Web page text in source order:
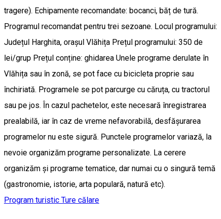
tragere). Echipamente recomandate: bocanci, băț de tură.
Programul recomandat pentru trei sezoane. Locul programului:
Județul Harghita, orașul Vlăhița Prețul programului: 350 de
lei/grup Prețul conține: ghidarea Unele programe derulate în
Vlăhița sau în zonă, se pot face cu bicicleta proprie sau
închiriată. Programele se pot parcurge cu căruța, cu tractorul
sau pe jos. În cazul pachetelor, este necesară înregistrarea
prealabilă, iar în caz de vreme nefavorabilă, desfășurarea
programelor nu este sigură. Punctele programelor variază, la
nevoie organizăm programe personalizate. La cerere
organizăm și programe tematice, dar numai cu o singură temă
(gastronomie, istorie, arta populară, natură etc).
Program turistic Ture călare